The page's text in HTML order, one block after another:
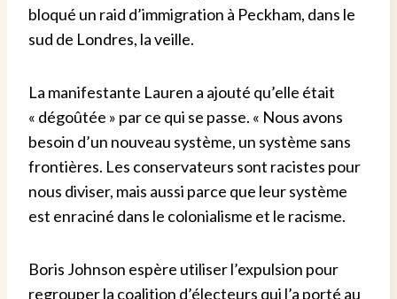
bloqué un raid d’immigration à Peckham, dans le
sud de Londres, la veille.
La manifestante Lauren a ajouté qu’elle était
« dégoûtée » par ce qui se passe. « Nous avons
besoin d’un nouveau système, un système sans
frontières. Les conservateurs sont racistes pour
nous diviser, mais aussi parce que leur système
est enraciné dans le colonialisme et le racisme.
Boris Johnson espère utiliser l’expulsion pour
regrouper la coalition d’électeurs qui l’a porté au